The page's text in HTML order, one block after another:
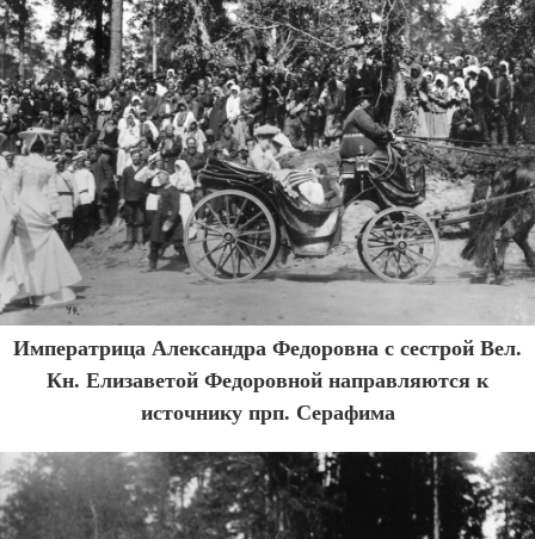
Императрица Александра Федоровна с сестрой Вел.
Кн. Елизаветой Федоровной направляются к
источнику прп. Серафима